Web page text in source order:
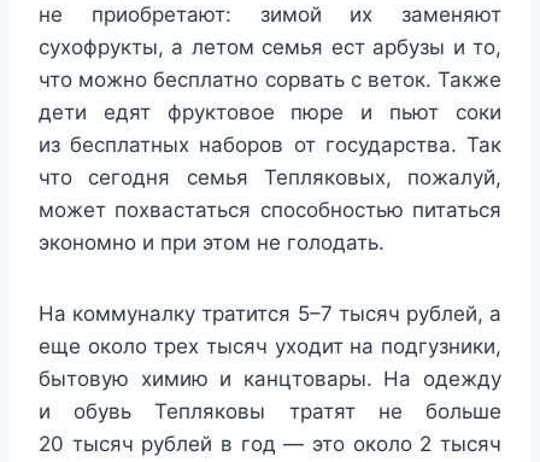
не приобретают: зимой их заменяют
сухофрукты, а летом семья ест арбузы и то,
что можно бесплатно сорвать с веток. Также
дети едят фруктовое пюре и пьют соки
из бесплатных наборов от государства. Так
что сегодня семья Тепляковых, пожалуй,
может похвастаться способностью питаться
экономно и при этом не голодать.
На коммуналку тратится 5–7 тысяч рублей, а
еще около трех тысяч уходит на подгузники,
бытовую химию и канцтовары. На одежду
и обувь Тепляковы тратят не больше
20 тысяч рублей в год — это около 2 тысяч